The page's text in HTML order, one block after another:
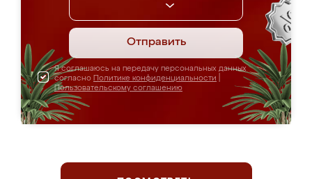
Отправить
Я соглашаюсь на передачу персональных данных
согласно Политике конфиденциальности
Пользовательскому соглашению